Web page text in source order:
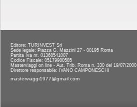
Editore: TURINVEST Srl
Sede legale: Piazza G. Mazzini 27 - 00195 Roma
Partita Iva nr. 01368541007
Codice Fiscale: 05179980585
Masterviaggi on line - Aut. Trib. Roma n. 330 del 19/07/2000
Direttore responsabile: IVANO CAMPONESCHI
masterviaggi1977@gmail.com